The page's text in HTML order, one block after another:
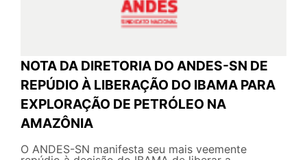
NOTA DA DIRETORIA DO ANDES-SN DE
REPÚDIO À LIBERAÇÃO DO IBAMA PARA
EXPLORAÇÃO DE PETRÓLEO NA
AMAZÔNIA
O ANDES-SN manifesta seu mais veemente